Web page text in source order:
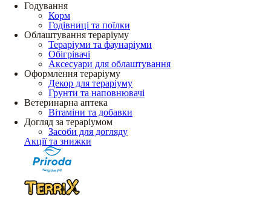
Годування
Корм
Годівниці та поїлки
Облаштування тераріуму
Тераріуми та фаунаріуми
Обігрівачі
Аксесуари для облаштування
Оформлення тераріуму
Декор для тераріуму
Грунти та наповнювачі
Ветеринарна аптека
Вітаміни та добавки
Догляд за тераріумом
Засоби для догляду
Акції та знижки